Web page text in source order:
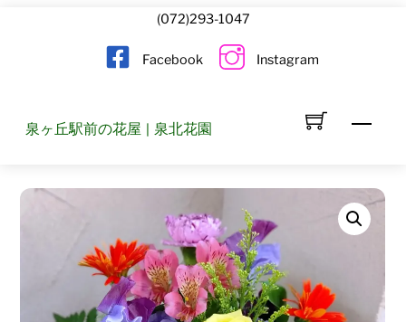
(072)293-1047
Facebook Instagram
泉ヶ丘駅前の花屋 | 泉北花園